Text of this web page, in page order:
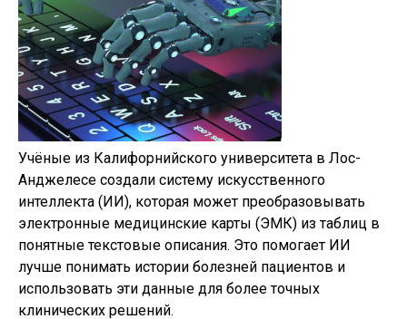
Учёные из Калифорнийского университета в Лос-
Анджелесе создали систему искусственного
интеллекта (ИИ), которая может преобразовывать
электронные медицинские карты (ЭМК) из таблиц в
понятные текстовые описания. Это помогает ИИ
лучше понимать истории болезней пациентов и
использовать эти данные для более точных
клинических решений.